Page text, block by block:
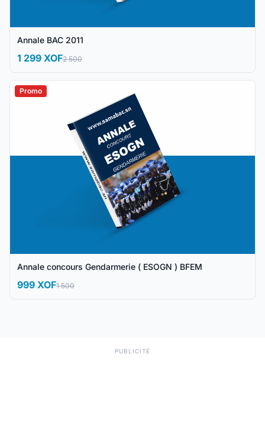
Annale BAC 2011
1 299 XOF2 500
Promo
Annale concours Gendarmerie ( ESOGN ) BFEM
999 XOF1 500
PUBLICITÉ